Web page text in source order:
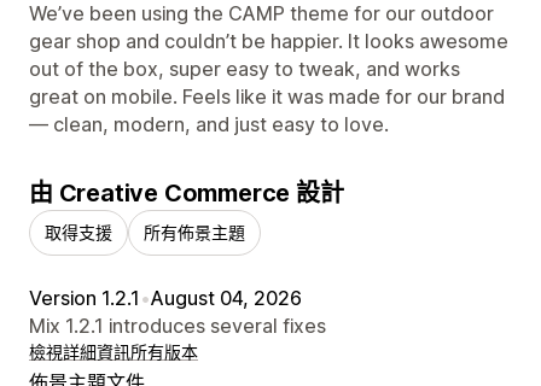
We’ve been using the CAMP theme for our outdoor
gear shop and couldn’t be happier. It looks awesome
out of the box, super easy to tweak, and works
great on mobile. Feels like it was made for our brand
— clean, modern, and just easy to love.
由 Creative Commerce 設計
取得支援 所有佈景主題
Version 1.2.1 •August 04, 2026
Mix 1.2.1 introduces several fixes
檢視詳細資訊所有版本